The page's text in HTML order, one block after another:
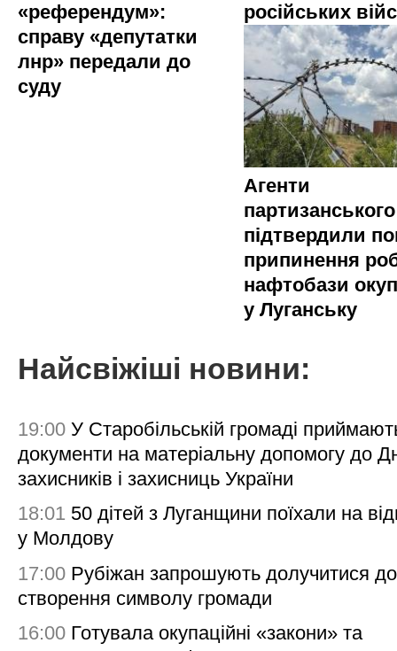
«референдум»:
справу «депутатки
лнр» передали до
суду
російських
Агенти
підтвердили
припинення
нафтобази
у Луганську
Найсвіжіші новини:
19:00 У Старобільській громаді
документи на матеріальну допомогу до
захисників і захисниць України
18:01 50 дітей з Луганщини поїхали на
у Молдову
17:00 Рубіжан запрошують долучитися до
створення символу громади
16:00 Готувала окупаційні «закони» та